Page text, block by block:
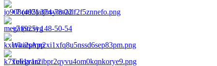
+7 (495) 374-78-22
+7 (925) 148-50-54
WhatsApp
Telegram